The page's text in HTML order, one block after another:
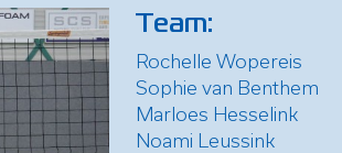
Team:
Rochelle Wopereis
Sophie van Benthem
Marloes Hesselink
Noami Leussink